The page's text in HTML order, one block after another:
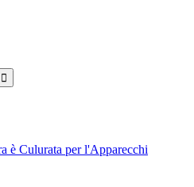
è Culurata per l'Apparecchi